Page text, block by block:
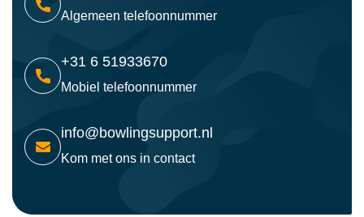
Algemeen telefoonnummer
+31 6 51933670
Mobiel telefoonnummer
info@bowlingsupport.nl
Kom met ons in contact